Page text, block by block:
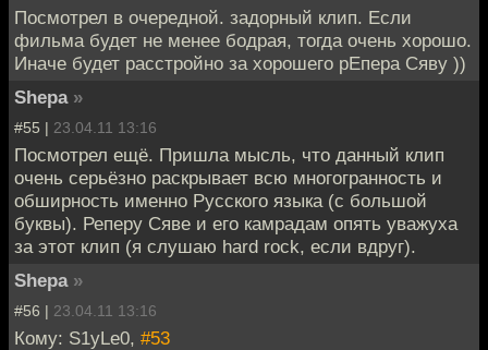
Посмотрел в очередной. задорный клип. Если
фильма будет не менее бодрая, тогда очень хорошо.
Иначе будет расстройно за хорошего рЕпера Сяву ))
Shepa »
#55 | 23.04.11 13:16
Посмотрел ещё. Пришла мысль, что данный клип
очень серьёзно раскрывает всю многогранность и
обширность именно Русского языка (с большой
буквы). Реперу Сяве и его камрадам опять уважуха
за этот клип (я слушаю hard rock, если вдруг).
Shepa »
#56 | 23.04.11 13:16
Кому: S1yLe0, #53